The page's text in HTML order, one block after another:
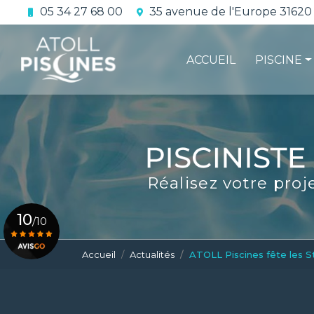
au
contenu
principal
05 34 27 68 00
35 avenue de l'Europe
ACCUEIL PISCINE
La
Le
Réalisez votre
10/10
Accueil Actualités ATOLL Piscines fête les